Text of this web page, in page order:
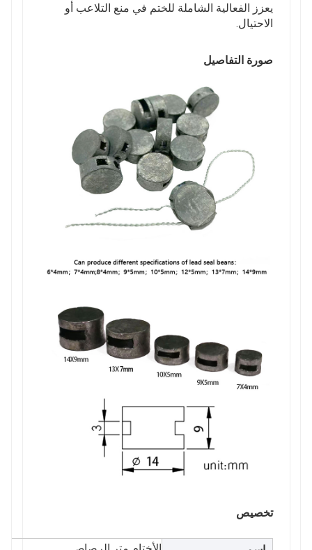
يعزز الفعالية الشاملة للختم في منع التلاعب أو
الاحتيال.
صورة التفاصيل
تخصيص